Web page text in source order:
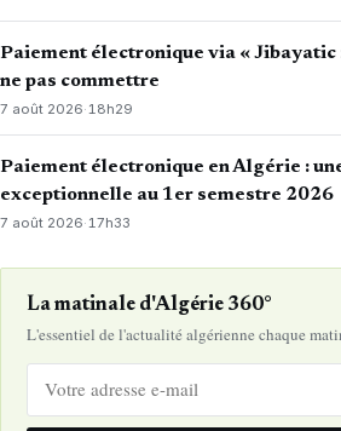
Paiement électronique via « Jibayatic
ne pas commettre
7 août 2026· 18h29
Paiement électronique en Algérie :
exceptionnelle au 1er semestre 2026
7 août 2026·17h33
La matinale d'Algérie 360°
L'essentiel de l'actualité algérienne chaque